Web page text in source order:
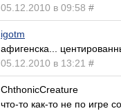
05.12.2010 в 09:58 #
igotm
афигенска...
05.12.2010 в 13:21 #
СhthonicСreature
что-то как-то не по игре